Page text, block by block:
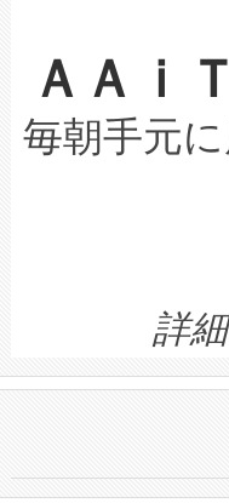
取得でき
設には、3
最高経営責
す。「当
ームを利
きます。
限を超え
持できる
ービスレベ
テリー性
念は、現
ます。
quality and
BESS stack
centers.
からシステ
なレーザ
な環境下
キロメート
LiDAR for
は1535 nm
イズの小
す。ノー
ートル先ま
トに対し
では、反射
ＡＡｉ
毎朝手元
詳